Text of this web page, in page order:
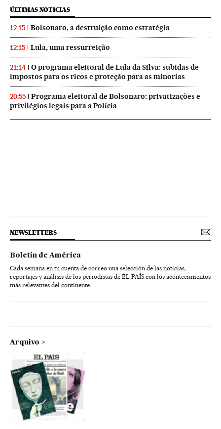
ÚLTIMAS NOTICIAS
12:15 Bolsonaro, a destruição como estratégia
12:15 Lula, uma ressurreição
21:14
O programa eleitoral de Lula da Silva: subidas de
impostos para os ricos e proteção para as minorias
20:55
Programa eleitoral de Bolsonaro: privatizações e
privilégios legais para a Polícia
NEWSLETTERS
Boletín de América
Cada semana en tu cuenta de correo una selección de las noticias,
reportajes y análisis de los periodistas de EL PAÍS con los acontecimientos
más relevantes del continente.
Arquivo